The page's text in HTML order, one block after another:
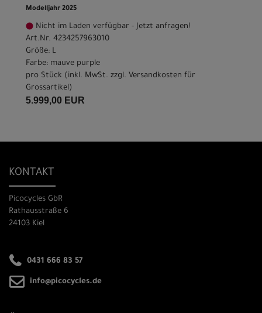
Modelljahr 2025
Nicht im Laden verfügbar - Jetzt anfragen!
Art.Nr. 4234257963010
Größe: L
Farbe: mauve purple
pro Stück (inkl. MwSt. zzgl. Versandkosten für
Grossartikel)
5.999,00 EUR
KONTAKT
Picocycles GbR
Rathausstraße 6
24103 Kiel
0431 666 83 57
info@picocycles.de